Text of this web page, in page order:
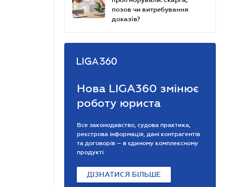
позов чи витребування
доказів?
Нова LIGA360 змінює
роботу юриста
Все законодавство, судова практика,
реєстрова інформація, дані контрагентів
та договорів – в єдиному комплексному
продукті
ДІЗНАТИСЯ БІЛЬШЕ